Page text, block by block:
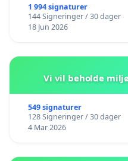
1 994 signaturer
144 Signeringer / 30 dager
18 Jun 2026
Vi vil beholde
549 signaturer
128 Signeringer / 30 dager
4 Mar 2026